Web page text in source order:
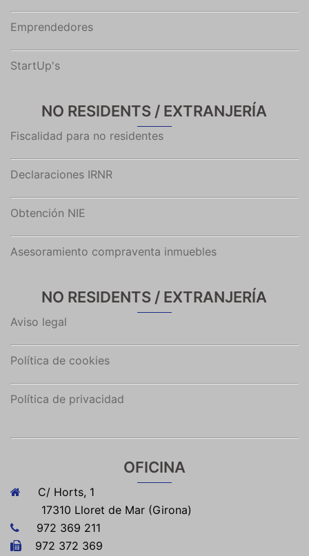
Emprendedores
StartUp's
NO RESIDENTS / EXTRANJERÍA
Fiscalidad para no residentes
Declaraciones IRNR
Obtención NIE
Asesoramiento compraventa inmuebles
NO RESIDENTS / EXTRANJERÍA
Aviso legal
Política de cookies
Política de privacidad
OFICINA
C/ Horts, 1
17310 Lloret de Mar (Girona)
972 369 211
972 372 369